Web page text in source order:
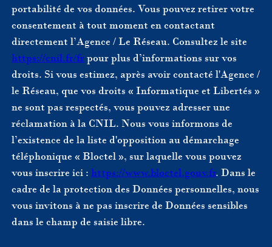
portabilité de vos données. Vous pouvez retirer votre
consentement à tout moment en contactant
directement l’Agence / Le Réseau. Consultez le site
https://cnil.fr/frpour plus d’informations sur vos
droits. Si vous estimez, après avoir contacté l'Agence /
le Réseau, que vos droits « Informatique et Libertés »
ne sont pas respectés, vous pouvez adresser une
réclamation à la CNIL. Nous vous informons de
l’existence de la liste d'opposition au démarchage
téléphonique « Bloctel », sur laquelle vous pouvez
vous inscrire ici : https://www.bloctel.gouv.fr. Dans le
cadre de la protection des Données personnelles, nous
vous invitons à ne pas inscrire de Données sensibles
dans le champ de saisie libre.